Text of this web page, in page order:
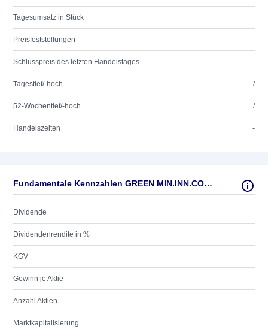
Tagesumsatz in Stück
Preisfeststellungen
Schlusspreis des letzten Handelstages
Tagestief/-hoch /
52-Wochentief/-hoch /
Handelszeiten -
Fundamentale Kennzahlen GREEN MIN.INN.CORP. O.N.
Dividende
Dividendenrendite in %
KGV
Gewinn je Aktie
Anzahl Aktien
Marktkapitalisierung